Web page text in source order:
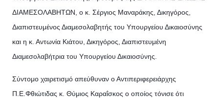
ΔΙΑΜΕΣΟΛΑΒΗΤΩΝ, ο κ. Σέργιος Μαναράκης, Δικηγόρος,
Διαπιστευμένος Διαμεσολαβητής του Υπουργείου Δικαιοσύνης
και η κ. Αντωνία Κιάτου, Δικηγόρος, Διαπιστευμένη
Διαμεσολαβήτρια του Υπουργείου Δικαιοσύνης.
Σύντομο χαιρετισμό απεύθυναν ο Αντιπεριφερειάρχης
Π.Ε.Φθιώτιδας κ. Θύμιος Καραΐσκος ο οποίος τόνισε ότι